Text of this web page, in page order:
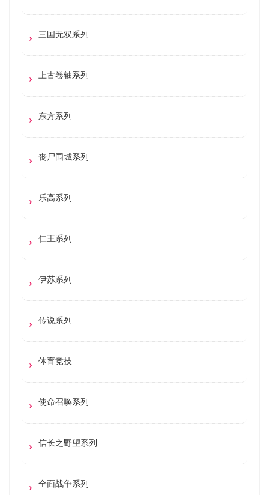
三国无双系列
上古卷轴系列
东方系列
丧尸围城系列
乐高系列
仁王系列
伊苏系列
传说系列
体育竞技
使命召唤系列
信长之野望系列
全面战争系列